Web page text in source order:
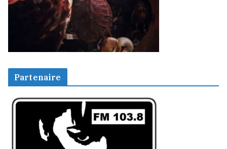
Partenaire